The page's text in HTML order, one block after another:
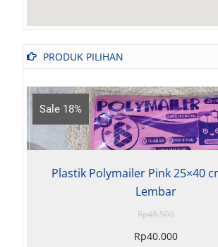
PRODUK PILIHAN
Sale 18%
Plastik Polymailer Pink 25×40
Lembar
Rp48.500
Rp40.000